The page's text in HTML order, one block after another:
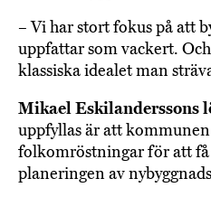
– Vi har stort fokus på att
uppfattar som vackert.
klassiska idealet man
Mikael Eskilanderssons
uppfyllas är att
folkomröstningar för att
planeringen av